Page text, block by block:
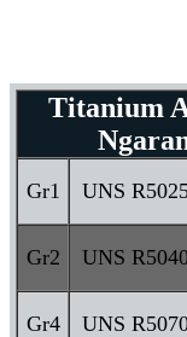
Titanium
Gr1 UNS
Gr2 UNS
Gr4 UNS